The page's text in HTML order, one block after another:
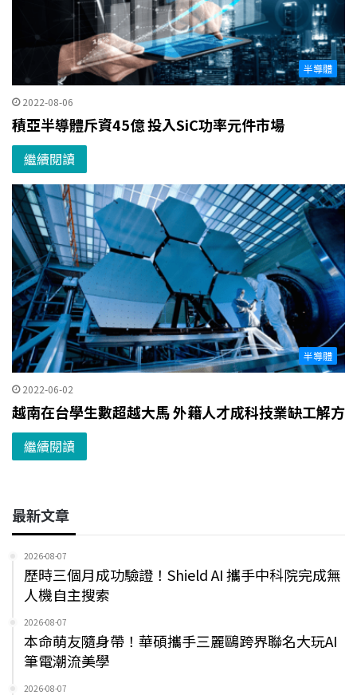
半導體
2022-08-06
積亞半導體斥資45億 投入SiC功率元件市場
繼續閱讀
半導體
2022-06-02
越南在台學生數超越大馬 外籍人才成科技業缺工解方
繼續閱讀
最新文章
2026-08-07
歷時三個月成功驗證！Shield AI 攜手中科院完成無
人機自主搜索
2026-08-07
本命萌友隨身帶！華碩攜手三麗鷗跨界聯名大玩AI
筆電潮流美學
2026-08-07